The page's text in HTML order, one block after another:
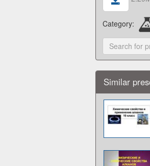
Category:
Similar